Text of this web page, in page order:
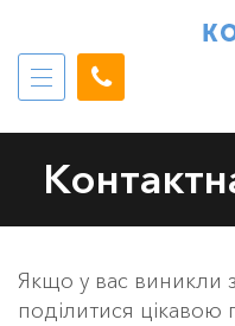
Якщо у вас виникли
поділитися цікавою